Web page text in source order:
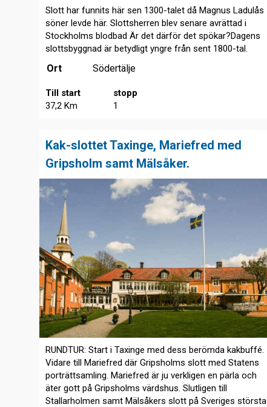
Slott har funnits här sen 1300-talet då Magnus Ladulås
söner levde här. Slottsherren blev senare avrättad i
Stockholms blodbad Är det därför det spökar?Dagens
slottsbyggnad är betydligt yngre från sent 1800-tal.
Ort Södertälje
Till start
37,2 Km
stopp
1
Kak-slottet Taxinge, Mariefred med
Gripsholm samt Mälsåker.
RUNDTUR: Start i Taxinge med dess berömda kakbuffé.
Vidare till Mariefred där Gripsholms slott med Statens
porträttsamling. Mariefred är ju verkligen en pärla och
äter gott på Gripsholms värdshus. Slutligen till
Stallarholmen samt Mälsåkers slott på Sveriges största